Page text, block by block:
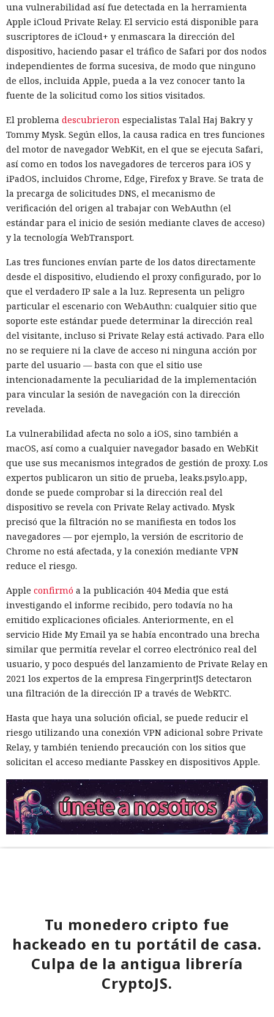
una vulnerabilidad así fue detectada en la herramienta
Apple iCloud Private Relay. El servicio está disponible para
suscriptores de iCloud+ y enmascara la dirección del
dispositivo, haciendo pasar el tráfico de Safari por dos nodos
independientes de forma sucesiva, de modo que ninguno
de ellos, incluida Apple, pueda a la vez conocer tanto la
fuente de la solicitud como los sitios visitados.
El problema descubrieron especialistas Talal Haj Bakry y
Tommy Mysk. Según ellos, la causa radica en tres funciones
del motor de navegador WebKit, en el que se ejecuta Safari,
así como en todos los navegadores de terceros para iOS y
iPadOS, incluidos Chrome, Edge, Firefox y Brave. Se trata de
la precarga de solicitudes DNS, el mecanismo de
verificación del origen al trabajar con WebAuthn (el
estándar para el inicio de sesión mediante claves de acceso)
y la tecnología WebTransport.
Las tres funciones envían parte de los datos directamente
desde el dispositivo, eludiendo el proxy configurado, por lo
que el verdadero IP sale a la luz. Representa un peligro
particular el escenario con WebAuthn: cualquier sitio que
soporte este estándar puede determinar la dirección real
del visitante, incluso si Private Relay está activado. Para ello
no se requiere ni la clave de acceso ni ninguna acción por
parte del usuario — basta con que el sitio use
intencionadamente la peculiaridad de la implementación
para vincular la sesión de navegación con la dirección
revelada.
La vulnerabilidad afecta no solo a iOS, sino también a
macOS, así como a cualquier navegador basado en WebKit
que use sus mecanismos integrados de gestión de proxy. Los
expertos publicaron un sitio de prueba, leaks.psylo.app,
donde se puede comprobar si la dirección real del
dispositivo se revela con Private Relay activado. Mysk
precisó que la filtración no se manifiesta en todos los
navegadores — por ejemplo, la versión de escritorio de
Chrome no está afectada, y la conexión mediante VPN
reduce el riesgo.
Apple confirmó a la publicación 404 Media que está
investigando el informe recibido, pero todavía no ha
emitido explicaciones oficiales. Anteriormente, en el
servicio Hide My Email ya se había encontrado una brecha
similar que permitía revelar el correo electrónico real del
usuario, y poco después del lanzamiento de Private Relay en
2021 los expertos de la empresa FingerprintJS detectaron
una filtración de la dirección IP a través de WebRTC.
Hasta que haya una solución oficial, se puede reducir el
riesgo utilizando una conexión VPN adicional sobre Private
Relay, y también teniendo precaución con los sitios que
solicitan el acceso mediante Passkey en dispositivos Apple.
Tu monedero cripto fue
hackeado en tu portátil de casa.
Culpa de la antigua librería
CryptoJS.